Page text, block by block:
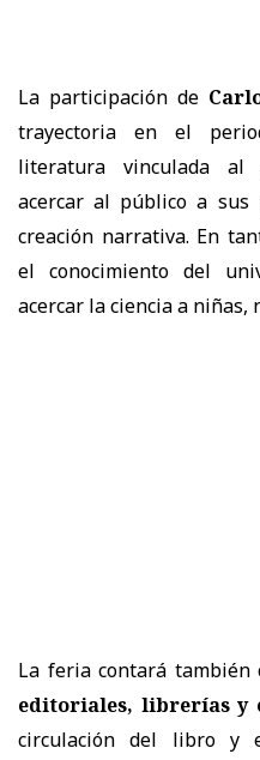
La participación de
trayectoria en el
literatura vinculada al
acercar al público a sus
creación narrativa. En
el conocimiento del
acercar la ciencia a niñas,
La feria contará también
editoriales, librerías y
circulación del libro y